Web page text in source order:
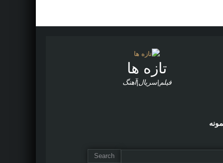
تازه ها
فیلم|سریال|آهنگ